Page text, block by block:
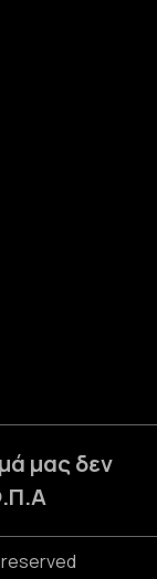
μας δεν
reserved